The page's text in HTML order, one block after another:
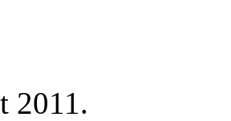
2011.